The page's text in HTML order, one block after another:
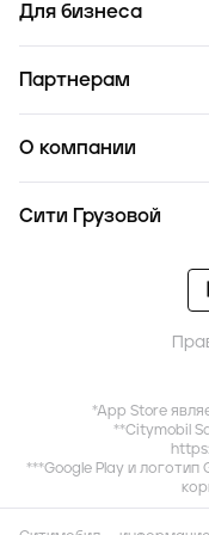
Для бизнеса
Партнерам
О компании
Сити Грузовой
*App Store
**Citymobil
***Google Play и